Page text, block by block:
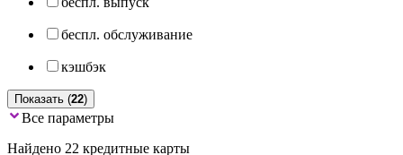
беспл. обслуживание
кэшбэк
Показать (22)
Все параметры
Найдено 22 кредитные карты